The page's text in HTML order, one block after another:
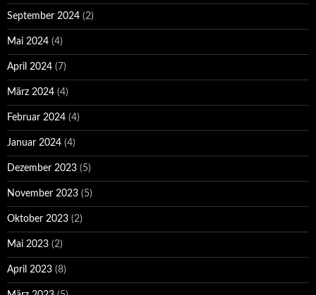
September 2024 (2)
Mai 2024 (4)
April 2024 (7)
März 2024 (4)
Februar 2024 (4)
Januar 2024 (4)
Dezember 2023 (5)
November 2023 (5)
Oktober 2023 (2)
Mai 2023 (2)
April 2023 (8)